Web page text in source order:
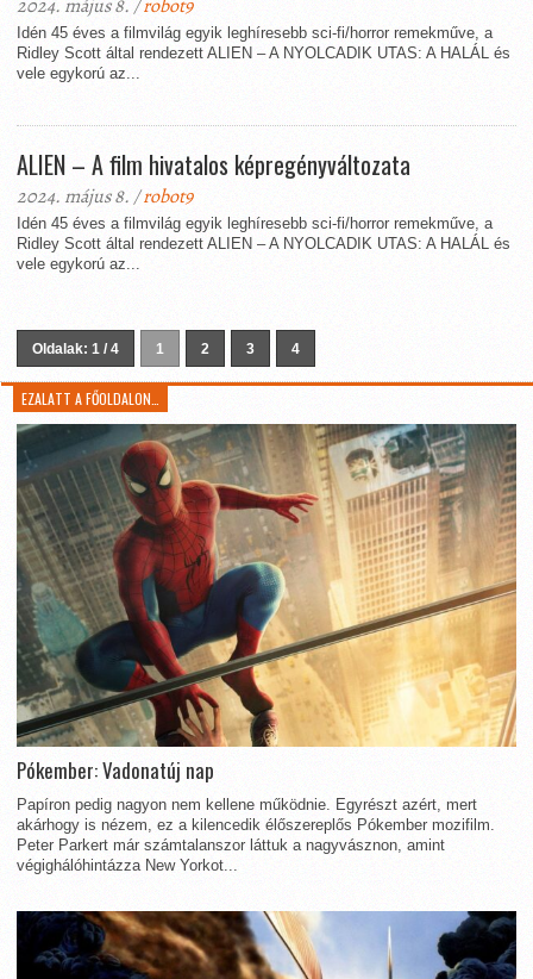
2024. május 8. /robot9
Idén 45 éves a filmvilág egyik leghíresebb sci-fi/horror remekműve, a
Ridley Scott által rendezett ALIEN – A NYOLCADIK UTAS: A HALÁL és
vele egykorú az...
ALIEN – A film hivatalos képregényváltozata
2024. május 8. /robot9
Idén 45 éves a filmvilág egyik leghíresebb sci-fi/horror remekműve, a
Ridley Scott által rendezett ALIEN – A NYOLCADIK UTAS: A HALÁL és
vele egykorú az...
Oldalak: 1 / 4 1 2 3 4
EZALATT A FŐOLDALON…
Pókember: Vadonatúj nap
Papíron pedig nagyon nem kellene működnie. Egyrészt azért, mert
akárhogy is nézem, ez a kilencedik élőszereplős Pókember mozifilm.
Peter Parkert már számtalanszor láttuk a nagyvásznon, amint
végighálóhintázza New Yorkot...